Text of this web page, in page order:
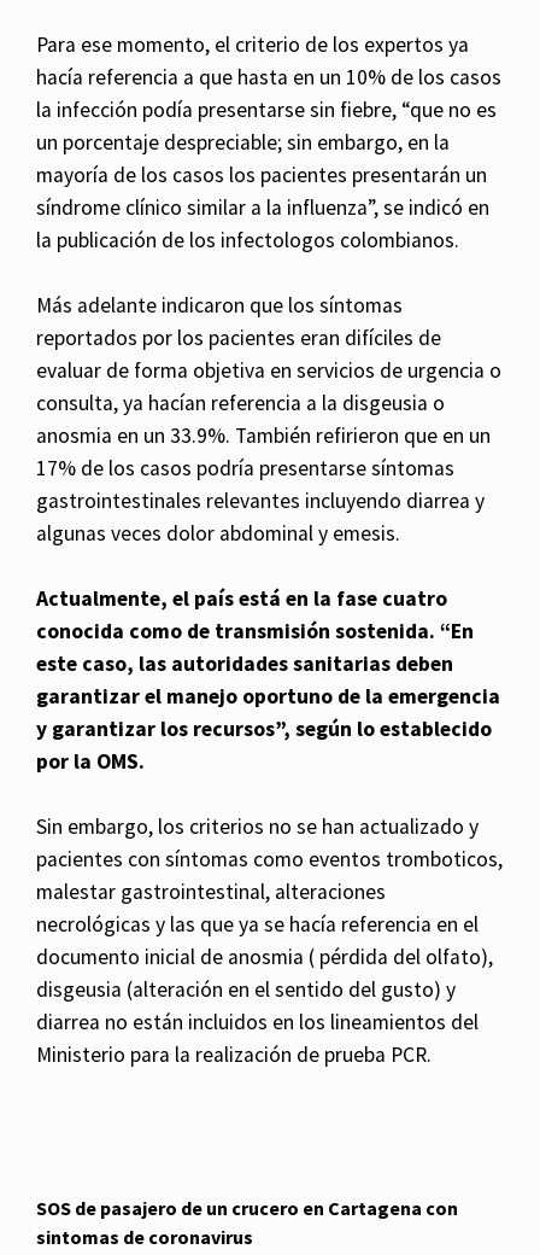
Para ese momento, el criterio de los expertos ya
hacía referencia a que hasta en un 10% de los casos
la infección podía presentarse sin fiebre, “que no es
un porcentaje despreciable; sin embargo, en la
mayoría de los casos los pacientes presentarán un
síndrome clínico similar a la influenza”, se indicó en
la publicación de los infectologos colombianos.
Más adelante indicaron que los síntomas
reportados por los pacientes eran difíciles de
evaluar de forma objetiva en servicios de urgencia o
consulta, ya hacían referencia a la disgeusia o
anosmia en un 33.9%. También refirieron que en un
17% de los casos podría presentarse síntomas
gastrointestinales relevantes incluyendo diarrea y
algunas veces dolor abdominal y emesis.
Actualmente, el país está en la fase cuatro
conocida como de transmisión sostenida. “En
este caso, las autoridades sanitarias deben
garantizar el manejo oportuno de la emergencia
y garantizar los recursos”, según lo establecido
por la OMS.
Sin embargo, los criterios no se han actualizado y
pacientes con síntomas como eventos tromboticos,
malestar gastrointestinal, alteraciones
necrológicas y las que ya se hacía referencia en el
documento inicial de anosmia ( pérdida del olfato),
disgeusia (alteración en el sentido del gusto) y
diarrea no están incluidos en los lineamientos del
Ministerio para la realización de prueba PCR.
SOS de pasajero de un crucero en Cartagena con
sintomas de coronavirus